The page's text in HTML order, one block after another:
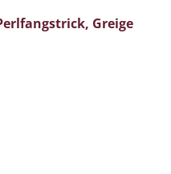
Greige
69,90 €
59,90 €.